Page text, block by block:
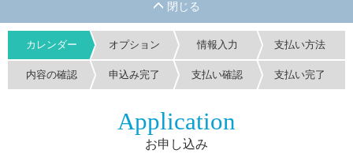
カレンダー オプション 情報入力 支払い方法
内容の確認 申込み完了 支払い確認 支払い完了
Application
お申し込み